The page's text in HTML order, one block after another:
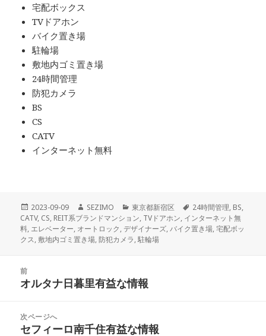
宅配ボックス
TVドアホン
バイク置き場
駐輪場
敷地内ゴミ置き場
24時間管理
防犯カメラ
BS
CS
CATV
インターネット無料
投
稿
日:
2023-09-09
作
成
者
SEZIMO
カ
テ
ゴ
リ
東京都新宿区
タ
グ
24時間管理, BS,
CATV, CS, REIT系ブランドマンション, TVドアホン, インターネット無
料, エレベーター, オートロック,デザイナーズ,バイク置き場,宅配ボッ
クス, 敷地内ゴミ置き場,防犯カメラ,駐輪場
前
前
投
稿:
オルタナ日暮里有益な情報
次ページへ
次
セフィーロ南千住有益な情報